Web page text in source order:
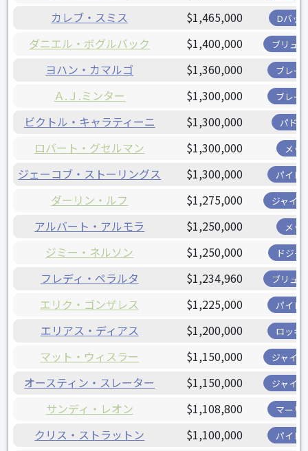
カレブ・スミス $1,465,000 Dバッ
ダニエル・ボグルバック $1,400,000 ブリュ
ヨハン・カマルゴ $1,360,000 ブレー
Ａ.Ｊ.ミンター $1,300,000 ブレー
ビクトル・キャラティーニ $1,300,000 パド
ロバート・グセルマン $1,300,000 メッ
ジェーコブ・ストーリングス $1,300,000 パイレ
ダーリン・ルフ $1,275,000 ジャイ
アルバート・アルモラ $1,250,000 メッ
ジミー・ネルソン $1,250,000 ドジャ
フレディ・ペラルタ $1,234,960 ブリュ
エリク・ゴンザレス $1,225,000 パイレ
エリアス・ディアス $1,200,000 ロッキ
マット・ウィスラー $1,150,000 ジャイ
オースティン・スレーター $1,150,000 ジャイ
サンディ・レオン $1,108,800 マーリ
クリス・ストラットン $1,100,000 パイレ